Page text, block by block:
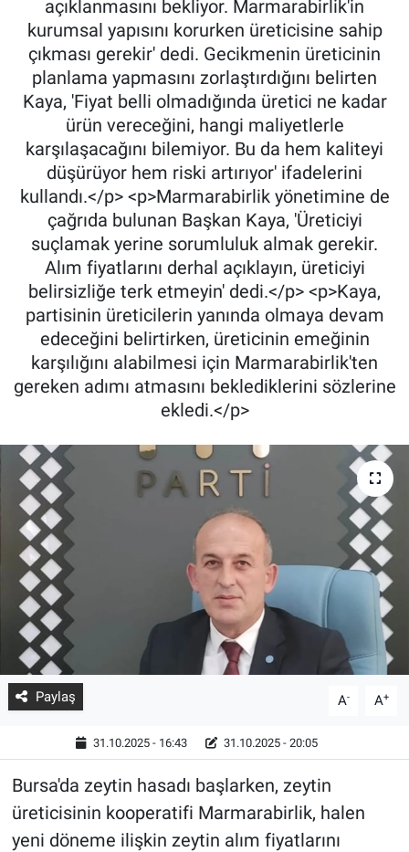
açıklanmasını bekliyor. Marmarabirlik'in
kurumsal yapısını korurken üreticisine sahip
çıkması gerekir' dedi. Gecikmenin üreticinin
planlama yapmasını zorlaştırdığını belirten
Kaya, 'Fiyat belli olmadığında üretici ne kadar
ürün vereceğini, hangi maliyetlerle
karşılaşacağını bilemiyor. Bu da hem kaliteyi
düşürüyor hem riski artırıyor' ifadelerini
kullandı.</p> <p>Marmarabirlik yönetimine de
çağrıda bulunan Başkan Kaya, 'Üreticiyi
suçlamak yerine sorumluluk almak gerekir.
Alım fiyatlarını derhal açıklayın, üreticiyi
belirsizliğe terk etmeyin' dedi.</p> <p>Kaya,
partisinin üreticilerin yanında olmaya devam
edeceğini belirtirken, üreticinin emeğinin
karşılığını alabilmesi için Marmarabirlik'ten
gereken adımı atmasını beklediklerini sözlerine
ekledi.</p>
Paylaş A- A+
31.10.2025 - 16:43 31.10.2025 - 20:05
Bursa'da zeytin hasadı başlarken, zeytin
üreticisinin kooperatifi Marmarabirlik, halen
yeni döneme ilişkin zeytin alım fiyatlarını